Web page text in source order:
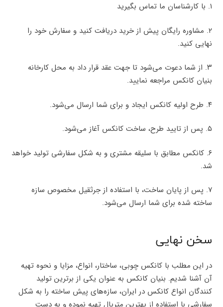
۱. با کارشناسان ما تماس بگیرید
۲. مشاوره رایگان پیش از خرید دریافت کنید و سفارش خود را
نهایی کنید.
۳. از شما دعوت می‌شود تا جهت عقد قرار داد به محل کارخانه
بنیان کانکس مراجعه نمایید.
۴. طرح اولیه کانکس ایجاد و برای شما ارسال می‌شود.
۵. پس از تایید طرح، ساخت کانکس آغاز می‌شود.
۶. کانکس مطابق با سلیقه مشتری و به شکل سفارشی تولید خواهد
شد.
۷. پس از پایان ساخت، با استفاده از جرثقیل مخصوص سازه
ساخته شده برای شما ارسال می‌شود.
سخن نهایی
در این مطلب با کانکس چوبی، ساختار، انواع، مزایا و نحوه تهیه
آن آشنا شدیم. بنیان کانکس به عنوان یکی از برترین تولید
کنندگان انواع کانکس در ایران، سازه‌های پیش ساخته را به شکل
سفارشی با استفاده از بهترین متریال تهیه نموده و به دست